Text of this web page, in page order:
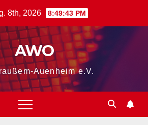
8th, 2026 8:49:44 PM
AWO
Auenheim e.V.